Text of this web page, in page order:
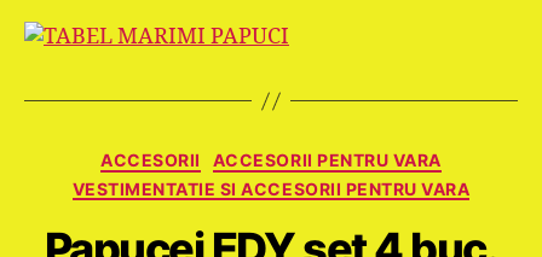
Categorii
ACCESORII
ACCESORII PENTRU VARA
VESTIMENTATIE SI ACCESORII PENTRU VARA